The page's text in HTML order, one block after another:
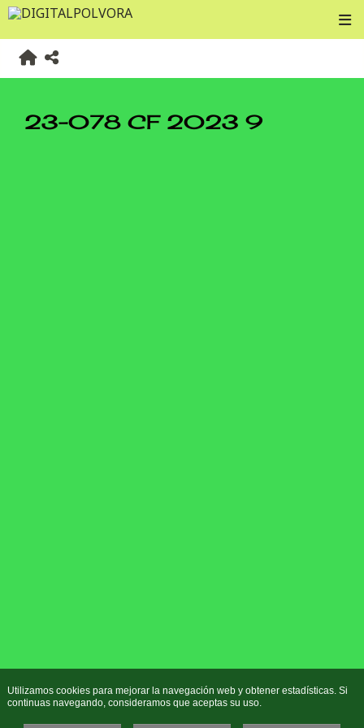
23-078 CF 2023 9
Utilizamos cookies para mejorar la navegación web y obtener estadísticas. Si
continuas navegando, consideramos que aceptas su uso.